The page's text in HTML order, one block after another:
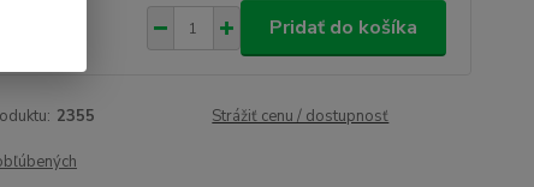
Pridať do košíka
2355 Strážiť cenu / dostupnosť